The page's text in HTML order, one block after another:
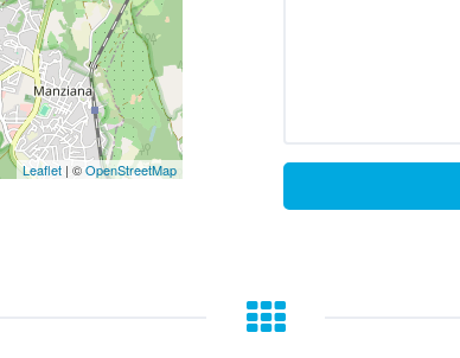
Leaflet | ©OpenStreetMap